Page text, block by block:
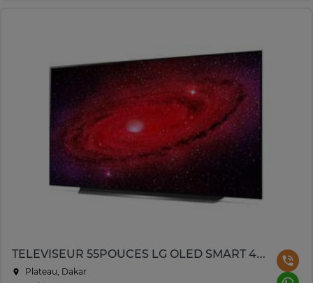
TELEVISEUR 55POUCES LG OLED SMART 4K OLED55CXPVA
Plateau, Dakar